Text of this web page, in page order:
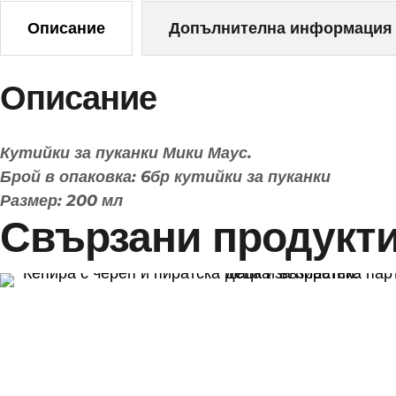
Описание
Описание
Брой в опаковка: 6бр кутийки за пуканки
Размер: 200 мл
Свързани